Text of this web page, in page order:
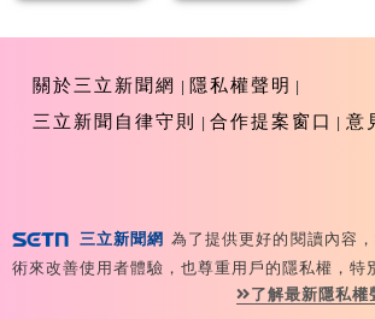
關於三立新聞網
隱私權聲明
三立新聞自律守則
合作提案窗口 意
Copyright ©2026 Sanlih E-
Reserved 版權所有 盜用必究 台北市內
號 02-8792-8888
三立新聞網 為了提供更好的閱讀內容
術來改善使用者體驗，也尊重用戶的隱私權，特
了解最新隱私權